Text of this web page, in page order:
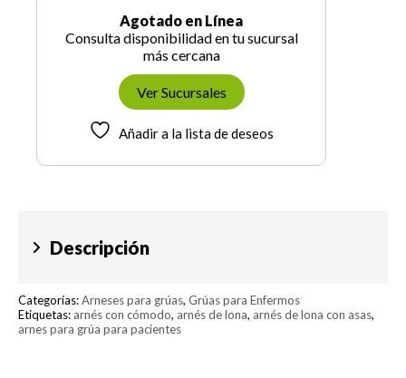
Agotado en Línea
Consulta disponibilidad en tu sucursal
más cercana
Ver Sucursales
Añadir a la lista de deseos
Descripción
Categorías:Arneses para grúas, Grúas para Enfermos
Etiquetas: arnés con cómodo, arnés de lona, arnés de lona con asas,
arnes para grúa para pacientes